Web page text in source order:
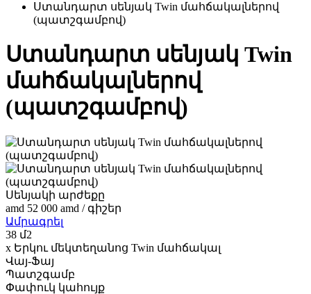
Ստանդարտ սենյակ Twin մահճակալներով
(պատշգամբով)
Ստանդարտ սենյակ Twin
մահճակալներով
(պատշգամբով)
Սենյակի արժեքը
amd 52 000 amd / գիշեր
Ամրագրել
38 մ2
x Երկու մեկտեղանոց Twin մահճակալ
Վայ-Ֆայ
Պատշգամբ
Փափուկ կահույք